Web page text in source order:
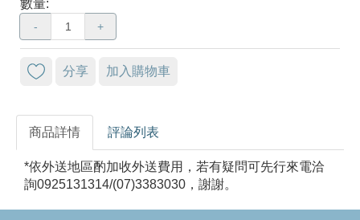
數量:
- +
分享 加入購物車
商品詳情 評論列表
*依外送地區酌加收外送費用，若有疑問可先行來電洽
詢0925131314/(07)3383030，謝謝。